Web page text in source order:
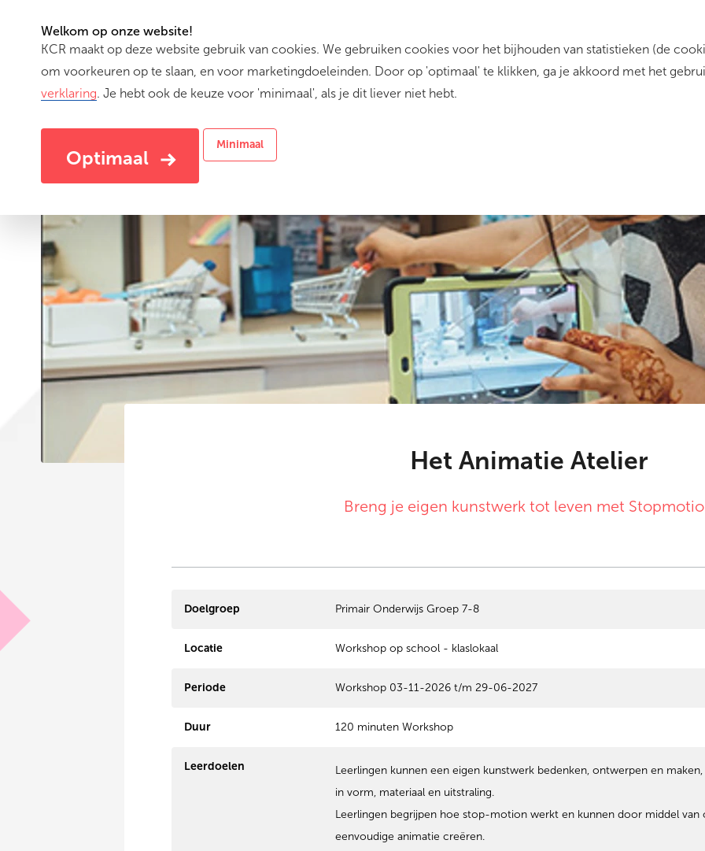
Welkom op onze website!
KCR maakt op deze website gebruik van cookies. We gebruiken cookies voor het bijhouden van statistieken (de
om voorkeuren op te slaan, en voor marketingdoeleinden. Door op 'optimaal' te klikken, ga je akkoord met het
verklaring. Je hebt ook de keuze voor 'minimaal', als je dit liever niet hebt.
Optimaal
Minimaal
Activiteiten(current)Zo werkt het Dit zijn wij Contact
Het Animatie Atelier
Breng je eigen kunstwerk tot leven met
Doelgroep Primair Onderwijs Groep 7-8
Locatie Workshop op school - klaslokaal
Periode Workshop 03-11-2026 t/m 29-06-2027
Duur 120 minuten Workshop
Leerdoelen
Leerlingen kunnen een eigen kunstwerk bedenken, ontwerpen en
in vorm, materiaal en uitstraling.
Leerlingen begrijpen hoe stop-motion werkt en kunnen door middel van
eenvoudige animatie creëren.